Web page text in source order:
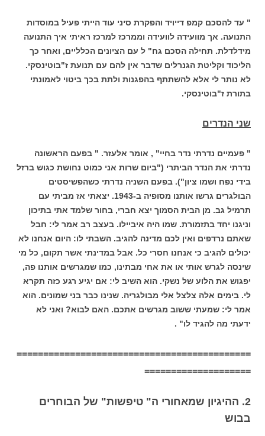
" עד להסכם קמפ דייויד והפקרת סיני עוד הייתי פעיל במוסדות
התנועה. אך מוועידה לוועידה וממרכז למרכז ראיתי איך התנועה
מידלדלת. תחילה הסכם גח" ל עם הציונים הכלליים, ואחר כך
הליכוד וקליטת הגנרלים שדבר אין להם עם תנועת ז"בוטינסקי.
לא נותר לי אלא להשתתף בהפגנות ולתת בכך ביטוי לאמונתי
בתורת ז"בוטינסקי.
שני הנדרים
" פעמיים נדרתי נדר בחיי" , אומר אלעזר. " בפעם הראשונה
נדרתי את הנדר הביתרי ("ביום שרות אני כמוט נחושת כגוש ברזל
בידי נפח ושמו ציון"). בפעם השניה נדרתי כשהפשיסטים
הבולגרים גרשו אותנו מסופיה ב-1943. יצאתי אז מביתי עם
תרמיל גב. מן הבית הסמוך יצא חברי, בחור שלמד אתי בתיכון
וניגנו יחד בתזמורת. שמו היה איביילו. בעצב רב אמר לי: חבל
שאתם נרדפים ואין לכם מדינה להגיב. השבתי לו: היום אנחנו לא
יכולים להגיב כי אנחנו חסרי כל. אבל במדינתי אשר תקום, כל מי
שינסה לגרש אותי או את אחי מבתינו, כמו שמגרשים אותנו פה,
יפגוש את הלוע של נשקי. הוא השיב לי: אם יגיע רגע כזה תקרא
לי. בימים אלה צלצל אלי מבולגריה. שנינו כבר בני שמונים. הוא
אמר לי: שמעתי ששוב מגרשים אתכם. האם לבוא? ואני לא
ידעתי מה להגיד לו" .
============================================
====================
2. ההיגיון שמאחורי ה" טיפשות" של הבוחרים
בבוש